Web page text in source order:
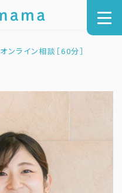
オンライン相談［60分］